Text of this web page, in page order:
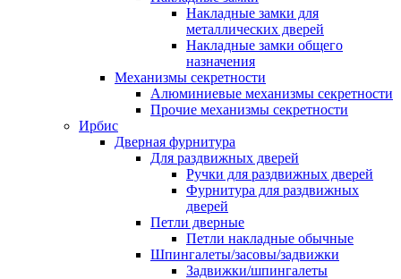
Накладные замки для
металлических дверей
Накладные замки общего
назначения
Механизмы секретности
Алюминиевые механизмы секретности
Прочие механизмы секретности
Ирбис
Дверная фурнитура
Для раздвижных дверей
Ручки для раздвижных дверей
Фурнитура для раздвижных
дверей
Петли дверные
Петли накладные обычные
Шпингалеты/засовы/задвижки
Задвижки/шпингалеты